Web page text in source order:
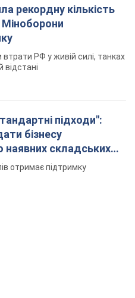
рекордну кількість
Міноборони
РФ у живій силі, танках
відстані
підходи":
бізнесу
наявних складських
отримає підтримку